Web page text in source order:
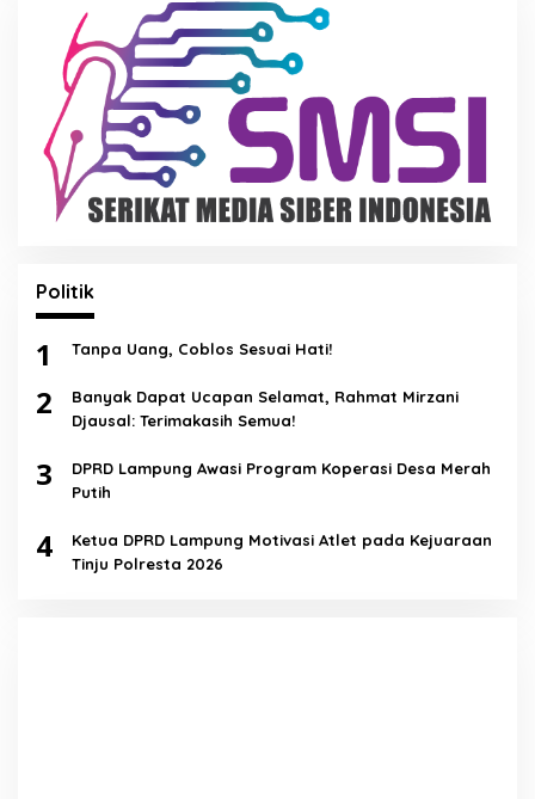
Politik
1 Tanpa Uang, Coblos Sesuai Hati!
2
Banyak Dapat Ucapan Selamat, Rahmat Mirzani
Djausal: Terimakasih Semua!
3
DPRD Lampung Awasi Program Koperasi Desa Merah
Putih
4
Ketua DPRD Lampung Motivasi Atlet pada Kejuaraan
Tinju Polresta 2026